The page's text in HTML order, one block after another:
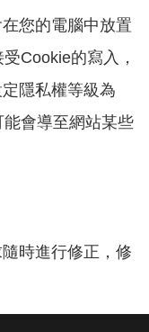
您的電腦中放置
Cookie的寫入，
隱私權等級為
會導至網站某些
時進行修正，修